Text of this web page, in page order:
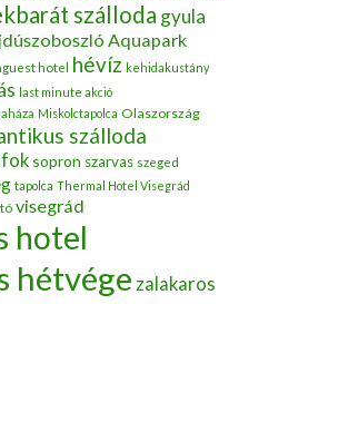
szálloda gyula
Aquapark
hotel hévíz kehidakustány
last minute akció
Miskolctapolca Olaszország
szálloda
sopron szarvas szeged
tapolca Thermal Hotel Visegrád
visegrád
hotel
hétvége zalakaros